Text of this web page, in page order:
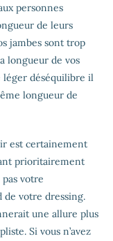
personnes
de leurs
jambes sont trop
longueur de vos
léger déséquilibre il
longueur de
est certainement
prioritairement
votre
de votre dressing.
une allure plus
Si vous n’avez